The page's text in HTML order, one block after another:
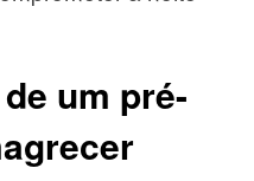
um pré-